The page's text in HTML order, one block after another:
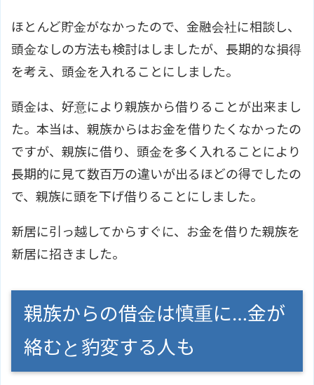
ほとんど貯金がなかったので、金融会社に相談し、
頭金なしの方法も検討はしましたが、長期的な損得
を考え、頭金を入れることにしました。
頭金は、好意により親族から借りることが出来まし
た。本当は、親族からはお金を借りたくなかったの
ですが、親族に借り、頭金を多く入れることにより
長期的に見て数百万の違いが出るほどの得でしたの
で、親族に頭を下げ借りることにしました。
新居に引っ越してからすぐに、お金を借りた親族を
新居に招きました。
親族からの借金は慎重に…金が
絡むと豹変する人も